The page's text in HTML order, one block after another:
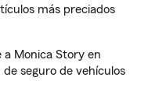
más preciados
Monica Story en
seguro de vehículos